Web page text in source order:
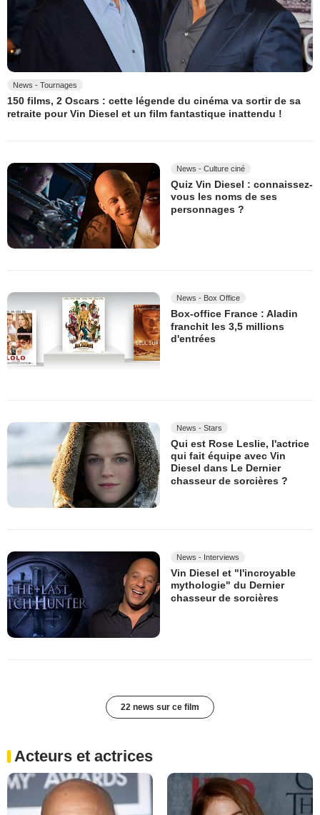
News - Tournages
150 films, 2 Oscars : cette légende du cinéma va sortir de sa
retraite pour Vin Diesel et un film fantastique inattendu !
News - Culture ciné
Quiz Vin Diesel : connaissez-
vous les noms de ses
personnages ?
News - Box Office
Box-office France : Aladin
franchit les 3,5 millions
d'entrées
News - Stars
Qui est Rose Leslie, l'actrice
qui fait équipe avec Vin
Diesel dans Le Dernier
chasseur de sorcières ?
News - Interviews
Vin Diesel et "l'incroyable
mythologie" du Dernier
chasseur de sorcières
22 news sur ce film
Acteurs et actrices